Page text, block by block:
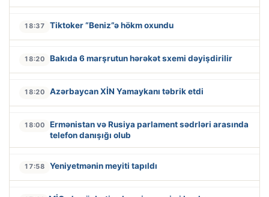
18:37 Tiktoker “Beniz”ə hökm oxundu
18:20 Bakıda 6 marşrutun hərəkət sxemi dəyişdirilir
18:20 Azərbaycan XİN Yamaykanı təbrik etdi
18:00
Ermənistan və Rusiya parlament sədrləri arasında
telefon danışığı olub
17:58 Yeniyetmənin meyiti tapıldı